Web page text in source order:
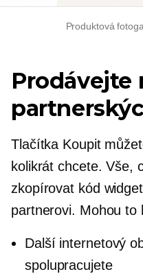
Produktová
Prodávejte
Tlačítka Koupit
kolikrát chcete. Vše,
zkopírovat kód
partnerovi. Mohou to
Další internetový
spolupracujete